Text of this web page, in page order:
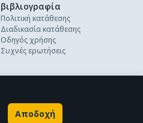
βιβλιογραφία
Πολιτική κατάθεσης
Διαδικασία κατάθεσης
Οδηγός χρήσης
Συχνές ερωτήσεις
Αποδοχή